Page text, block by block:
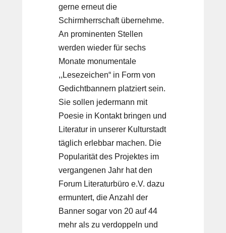
gerne erneut die
Schirmherrschaft übernehme.
An prominenten Stellen
werden wieder für sechs
Monate monumentale
,,Lesezeichen“ in Form von
Gedichtbannern platziert sein.
Sie sollen jedermann mit
Poesie in Kontakt bringen und
Literatur in unserer Kulturstadt
täglich erlebbar machen. Die
Popularität des Projektes im
vergangenen Jahr hat den
Forum Literaturbüro e.V. dazu
ermuntert, die Anzahl der
Banner sogar von 20 auf 44
mehr als zu verdoppeln und